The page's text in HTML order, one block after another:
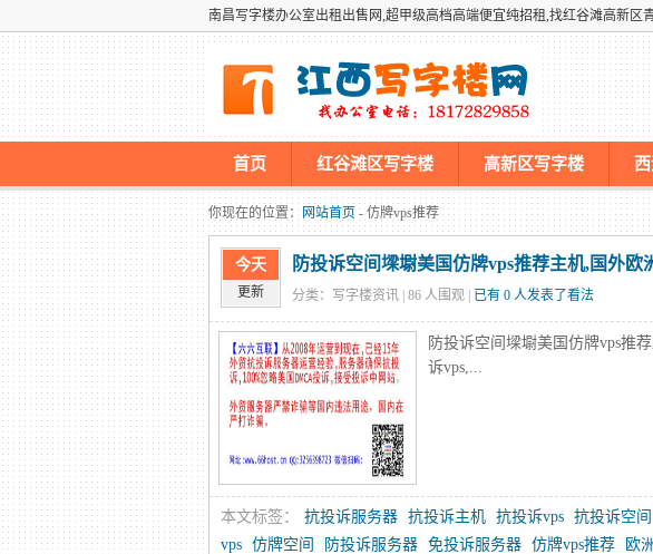
南昌写字楼办公室出租出售网,超甲级高档高端便宜纯招租,找红谷滩高新
首页 红谷滩区写字楼 高新区写字楼
墡墢美国仿牌vps推荐仿牌空间主机仿牌服务器,国外欧
你现在的位置： 网站首页 - 仿牌vps推荐
今天
更新
防投诉空间墚墛美国仿牌vps推荐主机,国外
分类：写字楼资讯 | 86 人围观 | 已有 0 人发表了看法
防投诉空间墚墛美国仿牌vps推
诉vps,...
本文标签： 抗投诉服务器 抗投诉主机 抗投诉vps 抗投诉空间
vps 仿牌空间 防投诉服务器 免投诉服务器 仿牌vps推荐 欧